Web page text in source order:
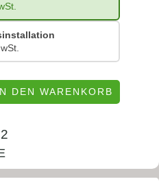
DEN WARENKORB